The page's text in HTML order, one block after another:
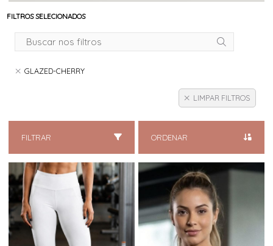
FILTROS SELECIONADOS
GLAZED-CHERRY
LIMPAR FILTROS
FILTRAR ORDENAR